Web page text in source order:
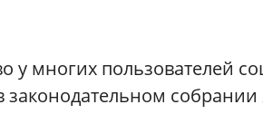
у многих пользователей